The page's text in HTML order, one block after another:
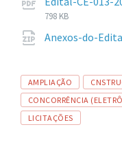
798 KB
Anexos-do-
Tags
AMPLIAÇÃO
CONCORRÊNCIA
LICITAÇÕES